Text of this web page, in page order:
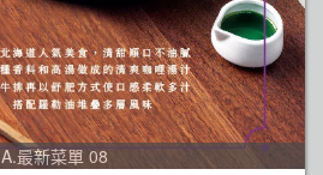
A.最新菜單 08